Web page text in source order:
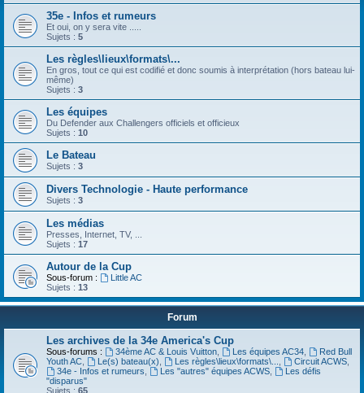
35e - Infos et rumeurs
Et oui, on y sera vite .....
Sujets : 5
Les règles\lieux\formats\...
En gros, tout ce qui est codifié et donc soumis à interprétation (hors bateau lui-
même)
Sujets : 3
Les équipes
Du Defender aux Challengers officiels et officieux
Sujets : 10
Le Bateau
Sujets : 3
Divers Technologie - Haute performance
Sujets : 3
Les médias
Presses, Internet, TV, ...
Sujets : 17
Autour de la Cup
Sous-forum :
Little AC
Sujets : 13
Forum
Les archives de la 34e America's Cup
Sous-forums : 34ème AC & Louis Vuitton, Les équipes AC34,
Red Bull
Youth AC, Le(s) bateau(x), Les règles\lieux\formats\..., Circuit ACWS,
34e - Infos et rumeurs, Les "autres" équipes ACWS,
Les défis
"disparus"
Sujets : 65